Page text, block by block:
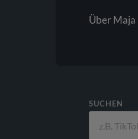
Über Maja
SUCHEN